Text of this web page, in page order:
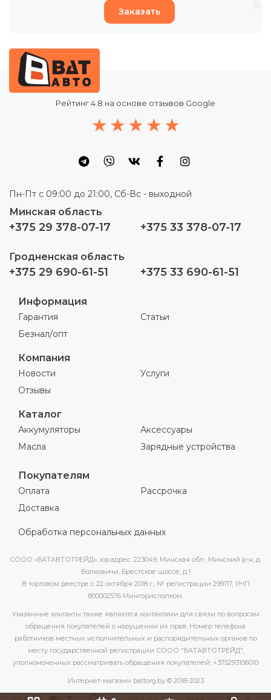
Заказать
Рейтинг4.8 на основе отзывов Google
Пн-Пт с 09:00 до 21:00, Сб-Вс - выходной
Минская область
+375 29 378-07-17 +375 33 378-07-17
Гродненская область
+375 29 690-61-51 +375 33 690-61-51
Информация
Гарантия
Безнал/опт
Статьи
Компания
Новости
Отзывы
Услуги
Каталог
Аккумуляторы
Масла
Аксессуары
Зарядные устройства
Покупателям
Оплата
Доставка
Рассрочка
Обработка персональных данных
СООО «БАТАВТОТРЕЙД», юр.адрес: 223049, Минская обл., Минский р-н, д.
Волковичи, Брестское шоссе, д.1
В торговом реестре с 22 октября 2018 г., № регистрации 299117, УНП
800002576 Мингорисполком.
Указанные контакты также являются контактами для связи по вопросам
обращения покупателей о нарушении их прав. Номер телефона
работников местных исполнительных и распорядительных органов по
месту государственной регистрации СООО "БАТАВТОТРЕЙД",
уполномоченных рассматривать обращения покупателей: +375293106010
Интернет-магазин battorg.by © 2018-2023